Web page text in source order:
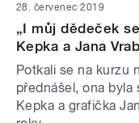
28. červenec 2019
„I můj dědeček
Kepka a Jana
Potkali se na kurzu
přednášel, ona
Kepka a grafička